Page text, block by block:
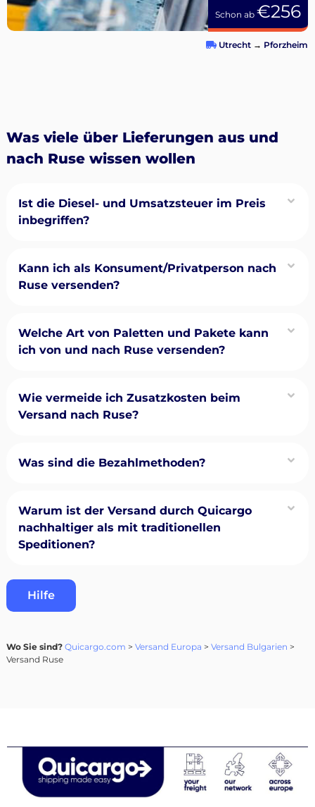
Schon ab €256
Utrecht → Pforzheim
Was viele über Lieferungen aus und
nach Ruse wissen wollen
Ist die Diesel- und Umsatzsteuer im Preis
inbegriffen?
Kann ich als Konsument/Privatperson nach
Ruse versenden?
Welche Art von Paletten und Pakete kann
ich von und nach Ruse versenden?
Wie vermeide ich Zusatzkosten beim
Versand nach Ruse?
Was sind die Bezahlmethoden?
Warum ist der Versand durch Quicargo
nachhaltiger als mit traditionellen
Speditionen?
Hilfe
Wo Sie sind? Quicargo.com > Versand Europa > Versand Bulgarien >
Versand Ruse